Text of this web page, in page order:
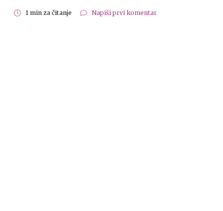
1 min za čitanje Napiši prvi komentar